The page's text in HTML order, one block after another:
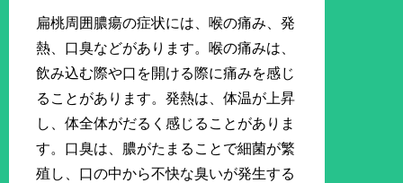
扁桃周囲膿瘍の症状には、喉の痛み、発
熱、口臭などがあります。喉の痛みは、
飲み込む際や口を開ける際に痛みを感じ
ることがあります。発熱は、体温が上昇
し、体全体がだるく感じることがありま
す。口臭は、膿がたまることで細菌が繁
殖し、口の中から不快な臭いが発生する